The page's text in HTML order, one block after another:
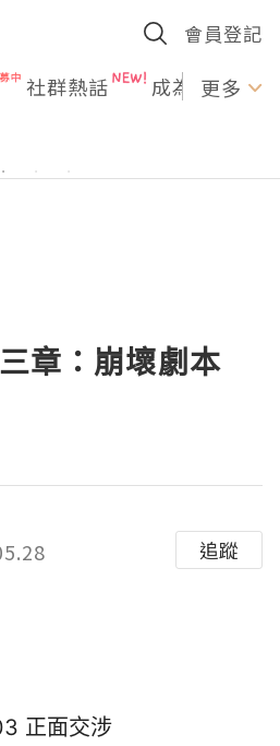
會員登記
社群熱話 成為U更多
章：崩壞劇本
追蹤
正面交涉